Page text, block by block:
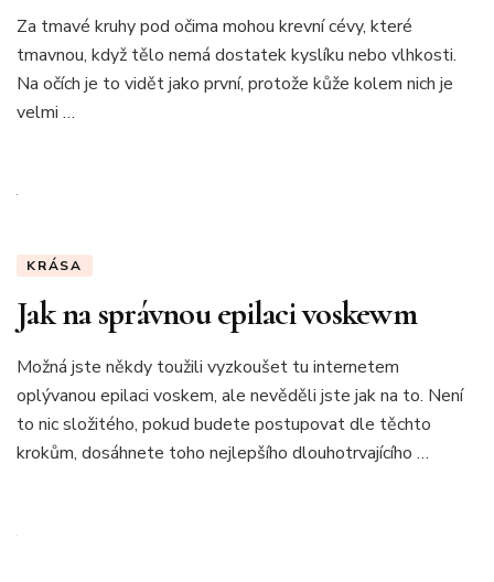
Za tmavé kruhy pod očima mohou krevní cévy, které
tmavnou, když tělo nemá dostatek kyslíku nebo vlhkosti.
Na očích je to vidět jako první, protože kůže kolem nich je
velmi …
KRÁSA
Jak na správnou epilaci voskewm
Možná jste někdy toužili vyzkoušet tu internetem
oplývanou epilaci voskem, ale nevěděli jste jak na to. Není
to nic složitého, pokud budete postupovat dle těchto
krokům, dosáhnete toho nejlepšího dlouhotrvajícího …